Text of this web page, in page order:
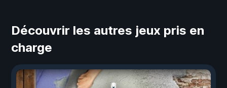
Découvrir les autres jeux pris en
charge